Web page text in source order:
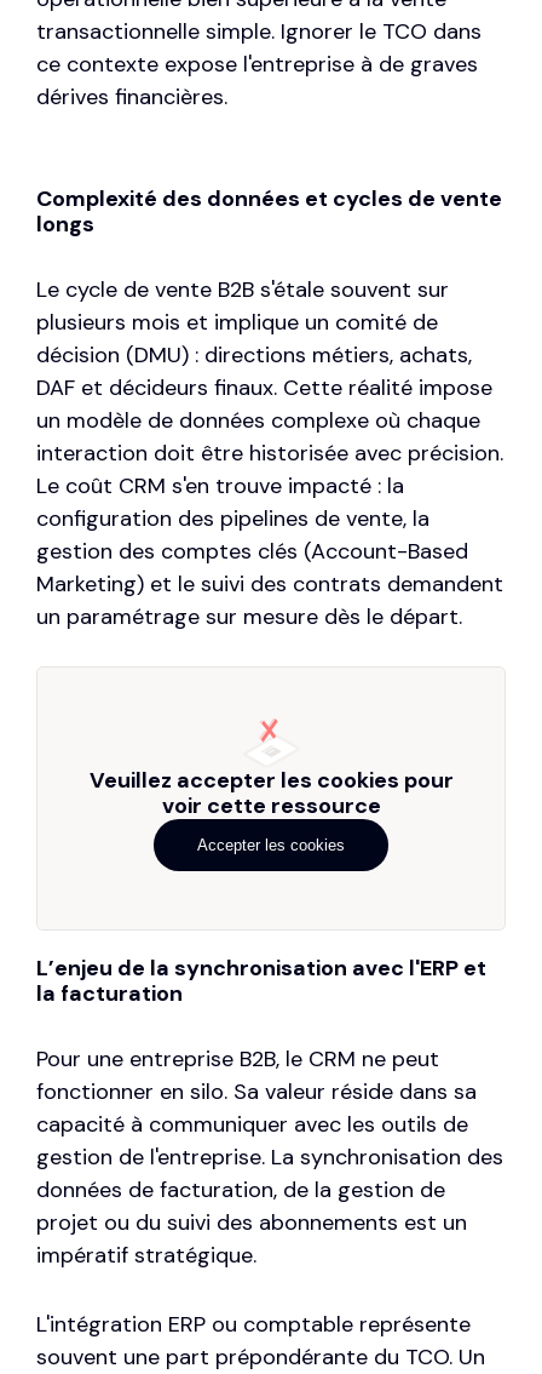
transactionnelle simple. Ignorer le TCO dans
ce contexte expose l'entreprise à de graves
dérives financières.
Complexité des données et cycles de vente
longs
Le cycle de vente B2B s'étale souvent sur
plusieurs mois et implique un comité de
décision (DMU) : directions métiers, achats,
DAF et décideurs finaux. Cette réalité impose
un modèle de données complexe où chaque
interaction doit être historisée avec précision.
Le coût CRM s'en trouve impacté : la
configuration des pipelines de vente, la
gestion des comptes clés (Account-Based
Marketing) et le suivi des contrats demandent
un paramétrage sur mesure dès le départ.
Veuillez accepter les cookies pour
voir cette ressource
Accepter les cookies
L’enjeu de la synchronisation avec l'ERP et
la facturation
Pour une entreprise B2B, le CRM ne peut
fonctionner en silo. Sa valeur réside dans sa
capacité à communiquer avec les outils de
gestion de l'entreprise. La synchronisation des
données de facturation, de la gestion de
projet ou du suivi des abonnements est un
impératif stratégique.
L'intégration ERP ou comptable représente
souvent une part prépondérante du TCO. Un